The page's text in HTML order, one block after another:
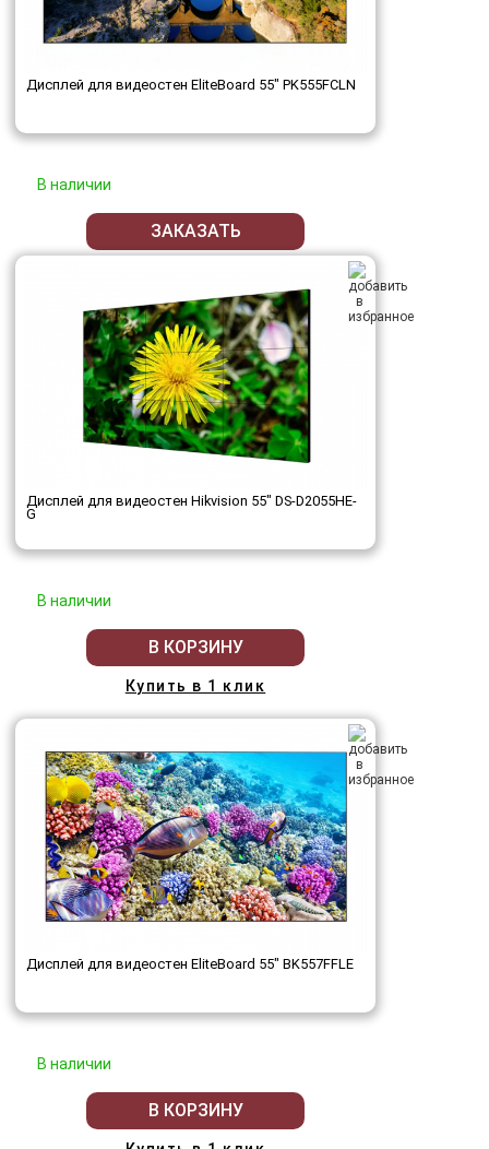
Дисплей для видеостен EliteBoard 55" PK555FCLN
В наличии
ЗАКАЗАТЬ
Дисплей для видеостен Hikvision 55" DS-D2055HE-
G
В наличии
В КОРЗИНУ
Купить в 1 клик
Дисплей для видеостен EliteBoard 55" BK557FFLE
В наличии
В КОРЗИНУ